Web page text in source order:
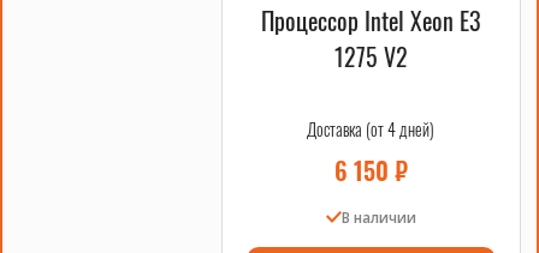
Процессор Intel Xeon E3
1275 V2
Доставка (от 4 дней)
6 150 ₽
В наличии